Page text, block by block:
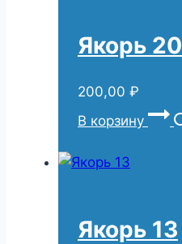
Якорь 20
200,00 ₽
В корзину
Якорь 13